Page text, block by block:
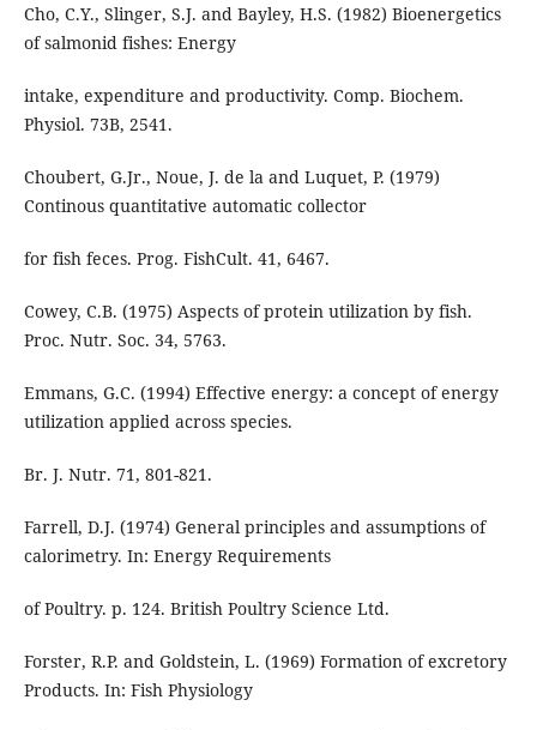
Cho, C.Y., Slinger, S.J. and Bayley, H.S. (1982) Bioenergetics
of salmonid fishes: Energy
intake, expenditure and productivity. Comp. Biochem.
Physiol. 73B, 2541.
Choubert, G.Jr., Noue, J. de la and Luquet, P. (1979)
Continous quantitative automatic collector
for fish feces. Prog. FishCult. 41, 6467.
Cowey, C.B. (1975) Aspects of protein utilization by fish.
Proc. Nutr. Soc. 34, 5763.
Emmans, G.C. (1994) Effective energy: a concept of energy
utilization applied across species.
Br. J. Nutr. 71, 801-821.
Farrell, D.J. (1974) General principles and assumptions of
calorimetry. In: Energy Requirements
of Poultry. p. 124. British Poultry Science Ltd.
Forster, R.P. and Goldstein, L. (1969) Formation of excretory
Products. In: Fish Physiology